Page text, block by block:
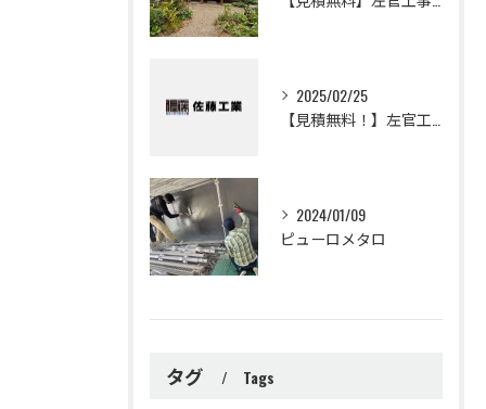
2025/02/25
2024/01/09
ピューロメタロ
タグ Tags